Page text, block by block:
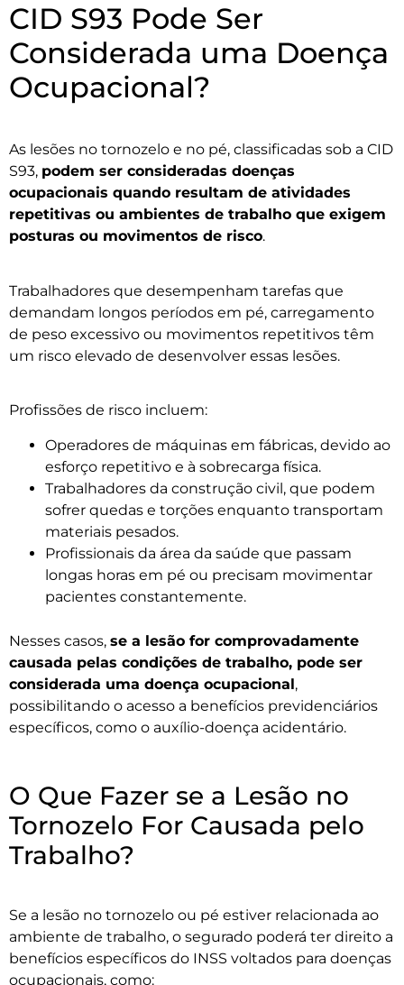
CID S93 Pode Ser
Considerada uma Doença
Ocupacional?
As lesões no tornozelo e no pé, classificadas sob a CID
S93, podem ser consideradas doenças
ocupacionais quando resultam de atividades
repetitivas ou ambientes de trabalho que exigem
posturas ou movimentos de risco.
Trabalhadores que desempenham tarefas que
demandam longos períodos em pé, carregamento
de peso excessivo ou movimentos repetitivos têm
um risco elevado de desenvolver essas lesões.
Profissões de risco incluem:
Operadores de máquinas em fábricas, devido ao
esforço repetitivo e à sobrecarga física.
Trabalhadores da construção civil, que podem
sofrer quedas e torções enquanto transportam
materiais pesados.
Profissionais da área da saúde que passam
longas horas em pé ou precisam movimentar
pacientes constantemente.
Nesses casos, se a lesão for comprovadamente
causada pelas condições de trabalho, pode ser
considerada uma doença ocupacional,
possibilitando o acesso a benefícios previdenciários
específicos, como o auxílio-doença acidentário.
O Que Fazer se a Lesão no
Tornozelo For Causada pelo
Trabalho?
Se a lesão no tornozelo ou pé estiver relacionada ao
ambiente de trabalho, o segurado poderá ter direito a
benefícios específicos do INSS voltados para doenças
ocupacionais, como: